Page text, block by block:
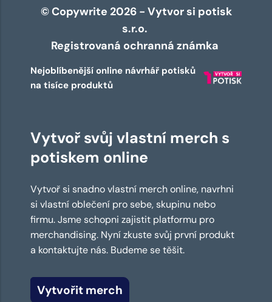
© Copywrite 2026 - Vytvor si potisk
s.r.o.
Registrovaná ochranná známka
Nejoblíbenější online návrhář potisků
na tisíce produktů
Vytvoř svůj vlastní merch s
potiskem online
Vytvoř si snadno vlastní merch online, navrhni
si vlastní oblečení pro sebe, skupinu nebo
firmu. Jsme schopni zajistit platformu pro
merchandising. Nyní zkuste svůj první produkt
a kontaktujte nás. Budeme se těšit.
Vytvořit merch